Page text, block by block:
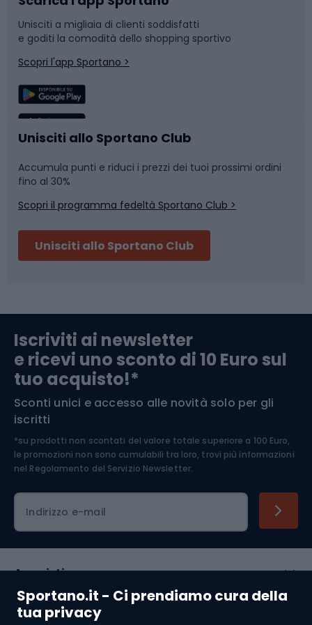
Sportano.it - Ci prendiamo cura della
tua privacy
Corsa
Sport di squadra
Caschi da ciclismo
Skitouring
Abbigliamento da escursionismo
Snowboard
Camminata nordica
Nuoto
Pattinaggio
Componenti per biciclette
Arrampicata
Medicina dello sport
Abbigliamento ciclistico
Unisciti a migliaia di clienti soddisfatti
e goditi la comodità dello shopping sportivo
Scopri l'app Sportano >
Unisciti allo Sportano Club
Accumula punti e riduci i prezzi dei tuoi prossimi ordini
fino al 30%
Scopri il programma fedeltà Sportano Club >
Unisciti allo Sportano Club
Iscriviti ai newsletter
e ricevi uno sconto di 10 Euro sul
tuo acquisto!*
Sconti unici e accesso alle novità solo per gli
iscritti
*su prodotti non scontati del valore totale superiore a 100 Euro,
le promozioni non sono cumulabili tra loro, trovi più informazioni
nel Regolamento del Servizio Newsletter.
Indirizzo e-mail
Acquisti
Servizio clienti